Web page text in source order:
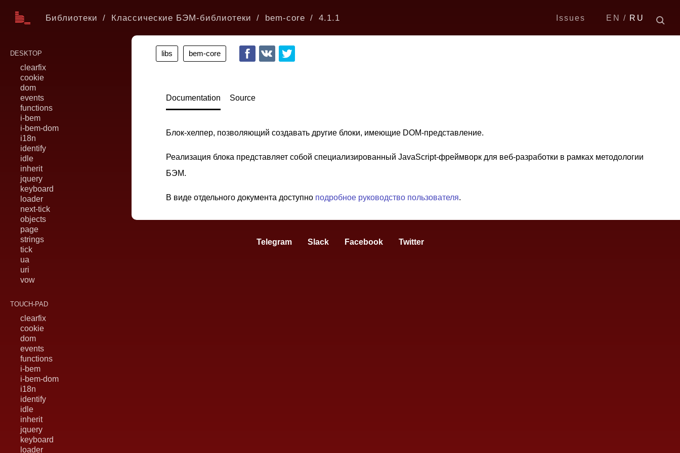
EN RU
Issues
Библиотеки Классические БЭМ-библиотеки bem-core 4.1.1
DESKTOP
clearfix
cookie
dom
events
functions
i-bem
i-bem-dom
i18n
identify
idle
inherit
jquery
keyboard
loader
next-tick
objects
page
strings
tick
ua
uri
vow
TOUCH-PAD
clearfix
cookie
dom
events
functions
i-bem
i-bem-dom
i18n
identify
idle
inherit
jquery
keyboard
loader
Documentation Source
Блок-хелпер, позволяющий создавать другие блоки, имеющие DOM-представление.
Реализация блока представляет собой специализированный JavaScript-фреймворк для веб-разработки в рамках методологии
БЭМ.
В виде отдельного документа доступно подробное руководство пользователя.
libs bem-core
Telegram Slack Facebook Twitter